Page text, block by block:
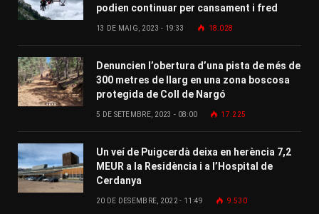
podien continuar per cansament i fred
13 DE MAIG, 2023 - 19:33 18.028
Denuncien l’obertura d’una pista de més de
300 metres de llarg en una zona boscosa
protegida de Coll de Nargó
5 DE SETEMBRE, 2023 - 08:00 17.225
Un veí de Puigcerdà deixa en herència 7,2
MEUR a la Residència i a l’Hospital de
Cerdanya
20 DE DESEMBRE, 2022 - 11:49 9.530